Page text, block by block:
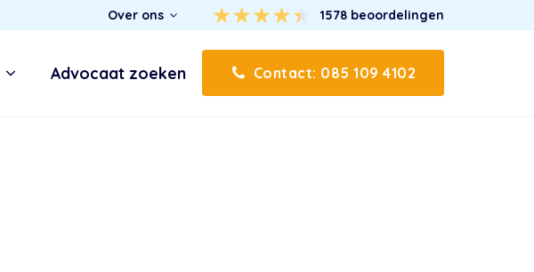
Over ons 1578 beoordelingen
Advocaat zoeken Contact: 085 109 4102